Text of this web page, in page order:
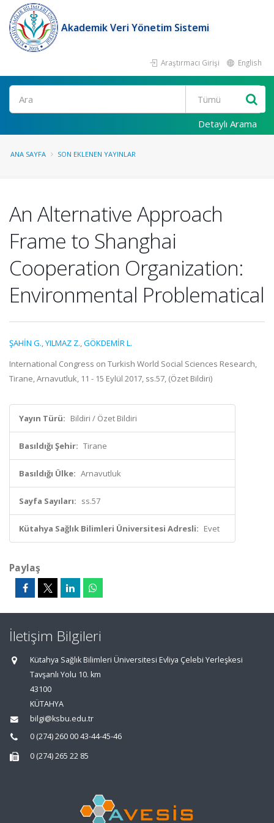
Akademik Veri Yönetim Sistemi
Araştırmacı Girişi English
Ara
Detaylı Arama
ANA SAYFA SON EKLENEN YAYINLAR
An Alternative Approach
Frame to Shanghai
Cooperation Organization:
Environmental Problematical
ŞAHİN G.,YILMAZ Z.,GÖKDEMİR L.
International Congress on Turkish World Social Sciences Research,
Tirane, Arnavutluk, 11 - 15 Eylül 2017, ss.57, (Özet Bildiri)
Yayın Türü: Bildiri / Özet Bildiri
Basıldığı Şehir: Tirane
Basıldığı Ülke: Arnavutluk
Sayfa Sayıları: ss.57
Kütahya Sağlık Bilimleri Üniversitesi Adresli: Evet
Paylaş
İletişim Bilgileri
Kütahya Sağlık Bilimleri Üniversitesi Evliya Çelebi Yerleşkesi
Tavşanlı Yolu 10. km
43100
KÜTAHYA
bilgi@ksbu.edu.tr
0 (274) 260 00 43-44-45-46
0 (274) 265 22 85